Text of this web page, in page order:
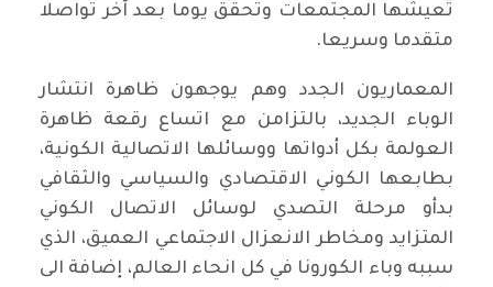
تعيشها المجتمعات وتحقق يوما بعد آخر تواصلا
متقدما وسريعا.
المعماريون الجدد وهم يوجهون ظاهرة انتشار
الوباء الجديد، بالتزامن مع اتساع رقعة ظاهرة
العولمة بكل أدواتها ووسائلها الاتصالية الكونية،
بطابعها الكوني الاقتصادي والسياسي والثقافي
بدأو مرحلة التصدي لوسائل الاتصال الكوني
المتزايد ومخاطر الانعزال الاجتماعي العميق، الذي
سببه وباء الكورونا في كل انحاء العالم، إضافة الى